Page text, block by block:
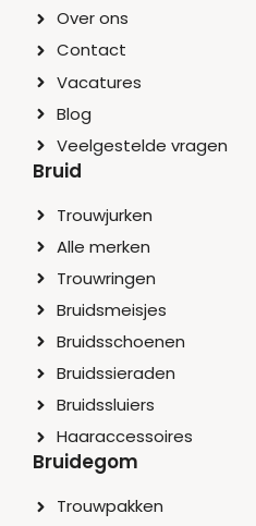
Over ons
Contact
Vacatures
Blog
Veelgestelde vragen
Bruid
Trouwjurken
Alle merken
Trouwringen
Bruidsmeisjes
Bruidsschoenen
Bruidssieraden
Bruidssluiers
Haaraccessoires
Bruidegom
Trouwpakken